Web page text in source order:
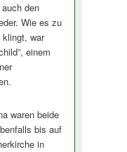
den
Wie es zu
war
einem
waren beide
bis auf
in